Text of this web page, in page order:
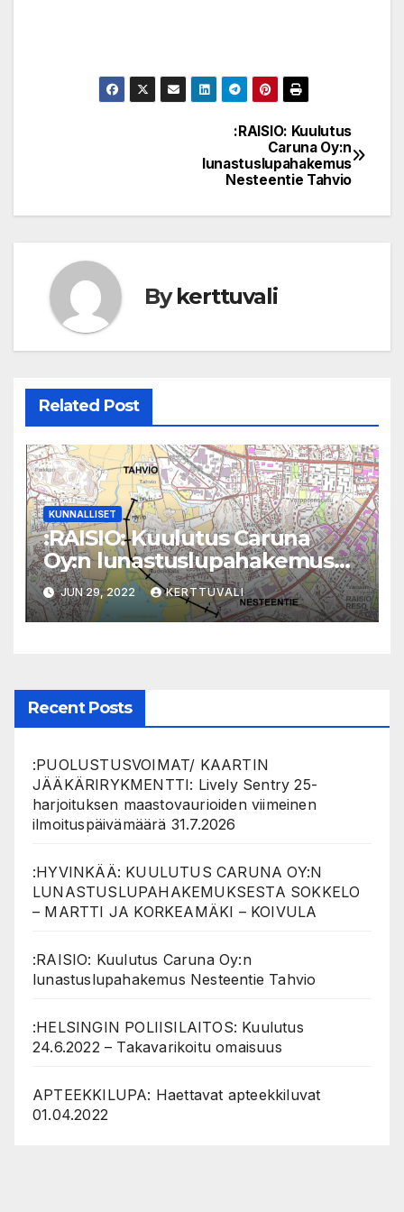
:RAISIO: Kuulutus
Caruna Oy:n
lunastuslupahakemus
Nesteentie Tahvio
Bykerttuvali
Related Post
KUNNALLISET
:RAISIO: Kuulutus Caruna
Oy:n lunastuslupahakemus
Nesteentie Tahvio
JUN 29, 2022 KERTTUVALI
Recent Posts
:PUOLUSTUSVOIMAT/ KAARTIN
JÄÄKÄRIRYKMENTTI: Lively Sentry 25-
harjoituksen maastovaurioiden viimeinen
ilmoituspäivämäärä 31.7.2026
:HYVINKÄÄ: KUULUTUS CARUNA OY:N
LUNASTUSLUPAHAKEMUKSESTA SOKKELO
– MARTTI JA KORKEAMÄKI – KOIVULA
:RAISIO: Kuulutus Caruna Oy:n
lunastuslupahakemus Nesteentie Tahvio
:HELSINGIN POLIISILAITOS: Kuulutus
24.6.2022 – Takavarikoitu omaisuus
APTEEKKILUPA: Haettavat apteekkiluvat
01.04.2022